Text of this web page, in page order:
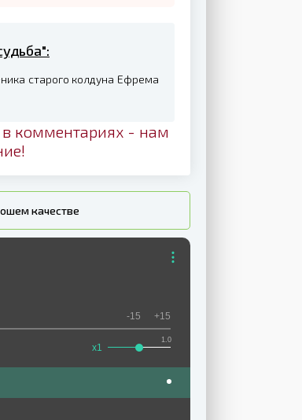
старого колдуна Ефрема
в комментариях - нам
качестве
1.0
x1
-15 +15